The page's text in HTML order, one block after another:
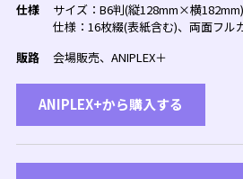
仕様
サイズ：B6判(縦128mm×横182mm)
仕様：16枚綴(表紙含む)、両面フル
販路
会場販売、ANIPLEX＋
ANIPLEX+から購入する